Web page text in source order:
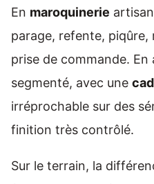
En maroquinerie
parage, refente,
prise de commande.
segmenté, avec une
irréprochable sur des
finition très contrôlé.
Sur le terrain, la